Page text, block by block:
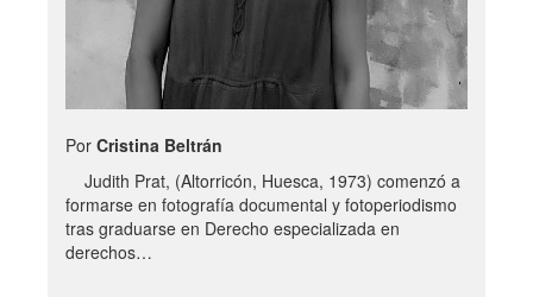
Por Cristina Beltrán
Judith Prat, (Altorricón, Huesca, 1973) comenzó a
formarse en fotografía documental y fotoperiodismo
tras graduarse en Derecho especializada en
derechos…